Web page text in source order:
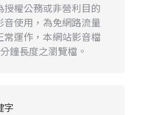
授權公務或非營利目的
音使用，為免網路流量
常運作，本網站影音檔
鐘長度之瀏覽檔。
字